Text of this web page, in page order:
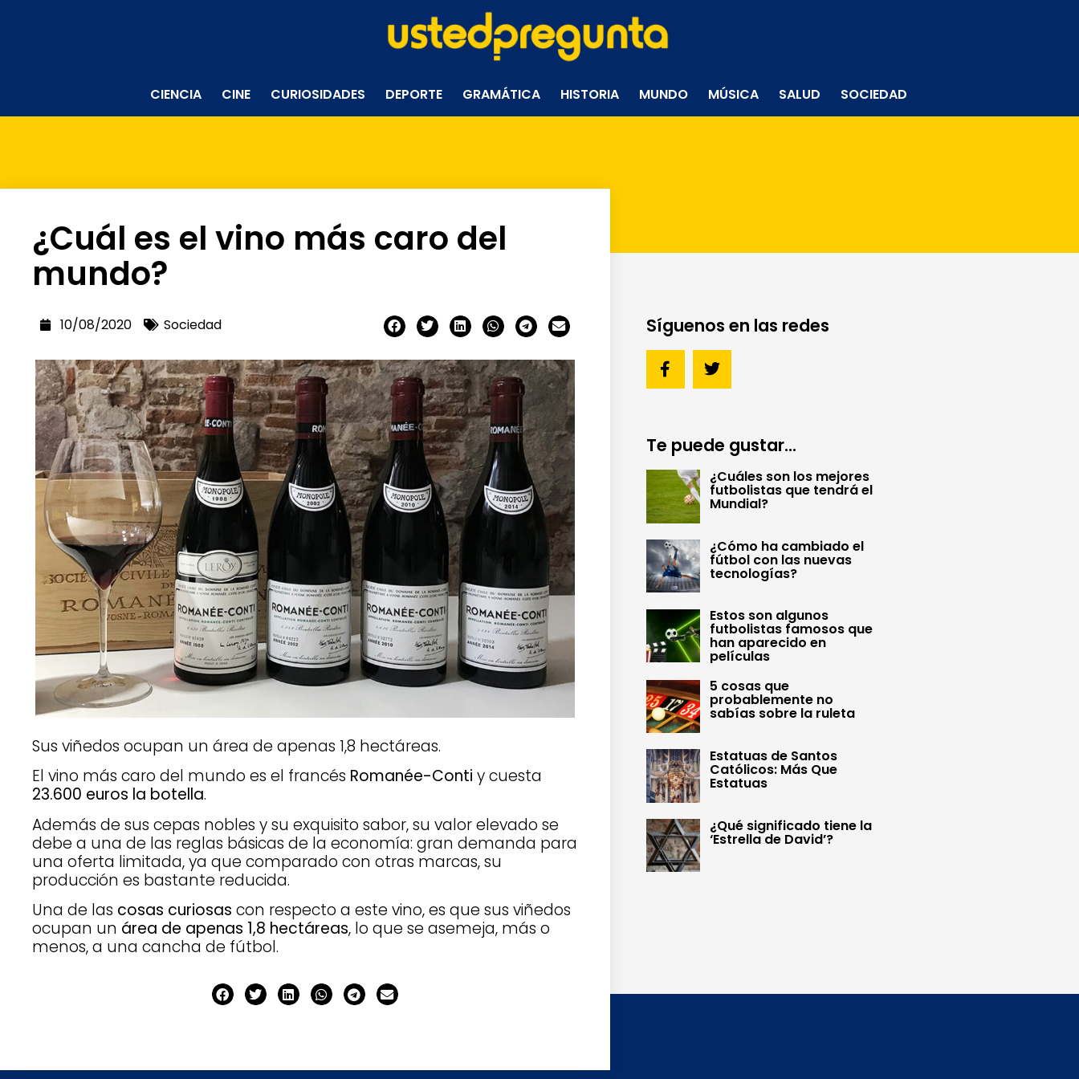
CIENCIA CINE CURIOSIDADES DEPORTE GRAMÁTICA HISTORIA MUNDO MÚSICA SALUD SOCIEDAD
¿Cuál es el vino más caro del
mundo?
10/08/2020 Sociedad
Sus viñedos ocupan un área de apenas 1,8 hectáreas.
El vino más caro del mundo es el francés Romanée-Conti y cuesta
23.600 euros la botella.
Además de sus cepas nobles y su exquisito sabor, su valor elevado se
debe a una de las reglas básicas de la economía: gran demanda para
una oferta limitada, ya que comparado con otras marcas, su
producción es bastante reducida.
Una de las cosas curiosas con respecto a este vino, es que sus viñedos
ocupan un área de apenas 1,8 hectáreas, lo que se asemeja, más o
menos, a una cancha de fútbol.
Síguenos en las redes
Te puede gustar...
¿Cuáles son los mejores
futbolistas que tendrá el
Mundial?
¿Cómo ha cambiado el
fútbol con las nuevas
tecnologías?
Estos son algunos
futbolistas famosos que
han aparecido en
películas
5 cosas que
probablemente no
sabías sobre la ruleta
Estatuas de Santos
Católicos: Más Que
Estatuas
¿Qué significado tiene la
‘Estrella de David’?